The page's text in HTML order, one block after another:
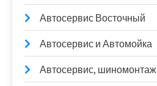
Автосервис Восточный
Автосервис и Автомойка
Автосервис, шиномонтаж